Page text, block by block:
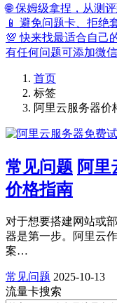
🌐 保姆级拿捏，从测
📱 避免问题卡、拒绝
💯 快来找最适合自己
有任何问题可添加微
首页
标签
阿里云服务器价
常见问题 阿里
价格指南
对于想要搭建网站或
器是第一步。阿里云
案…
常见问题 2025-10-13
流量卡搜索